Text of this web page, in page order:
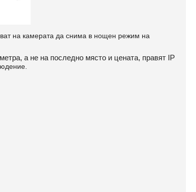
на камерата да снима в нощен режим на
а не на последно място и цената, правят IP